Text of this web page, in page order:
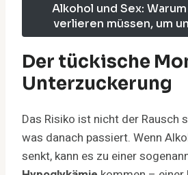
Alkohol und Sex:
verlieren müssen, um
Der tückische
Unterzuckerung
Das Risiko ist nicht der Rausch
was danach passiert. Wenn
senkt, kann es zu einer